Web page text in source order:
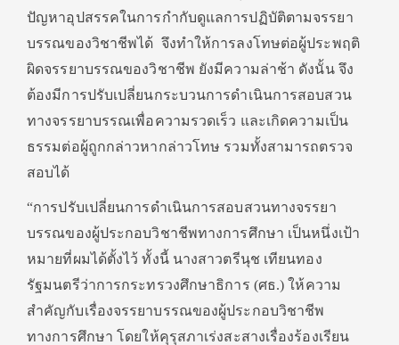
ปัญหาอุปสรรคในการกำกับดูแลการปฏิบัติตามจรรยา
บรรณของวิชาชีพได้ จึงทำให้การลงโทษต่อผู้ประพฤติ
ผิดจรรยาบรรณของวิชาชีพ ยังมีความล่าช้า ดังนั้น จึง
ต้องมีการปรับเปลี่ยนกระบวนการดำเนินการสอบสวน
ทางจรรยาบรรณเพื่อความรวดเร็ว และเกิดความเป็น
ธรรมต่อผู้ถูกกล่าวหากล่าวโทษ รวมทั้งสามารถตรวจ
สอบได้
“การปรับเปลี่ยนการดำเนินการสอบสวนทางจรรยา
บรรณของผู้ประกอบวิชาชีพทางการศึกษา เป็นหนึ่งเป้า
หมายที่ผมได้ตั้งไว้ ทั้งนี้ นางสาวตรีนุช เทียนทอง
รัฐมนตรีว่าการกระทรวงศึกษาธิการ (ศธ.) ให้ความ
สำคัญกับเรื่องจรรยาบรรณของผู้ประกอบวิชาชีพ
ทางการศึกษา โดยให้คุรุสภาเร่งสะสางเรื่องร้องเรียน